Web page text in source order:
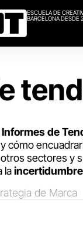
ESCUELA DE
BARCELONA DESDE
Informes de
y cómo
sectores y
laincertidumbre
de Marca